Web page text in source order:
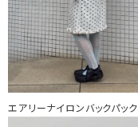
エアリーナイロンバックパック